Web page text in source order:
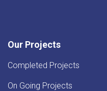
Our Projects
Completed Projects
On Going Projects